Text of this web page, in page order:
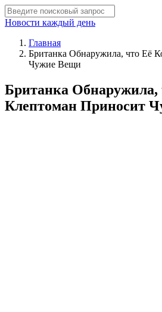
Новости каждый день
Главная
Британка Обнаружила, что Её
Чужие Вещи
Британка Обнаружила,
Клептоман Приносит